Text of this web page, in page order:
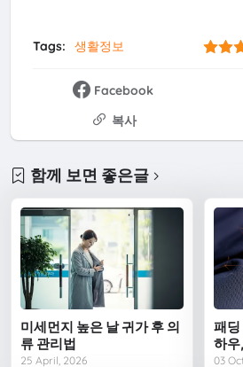
Tags: 생활정보
Facebook
복사
함께 보면 좋은글
미세먼지 높은 날 귀가 후 의
류 관리법
25 April, 2026
패딩
하우
03